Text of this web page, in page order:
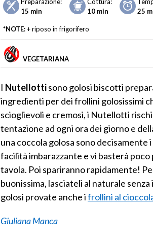
15 min
10 min
25
*NOTE:+ riposo in frigorifero
VEGETARIANA
I Nutellottisono golosi biscotti
ingredienti per dei frollini golosissimi
scioglievoli e cremosi, i Nutellotti
tentazione ad ogni ora dei giorno e
una coccola golosa sono
facilità imbarazzante e vi basterà
tavola. Poi spariranno rapidamente!
buonissima, lasciateli al naturale
golosi provate anche ifrollini al
Giuliana Manca